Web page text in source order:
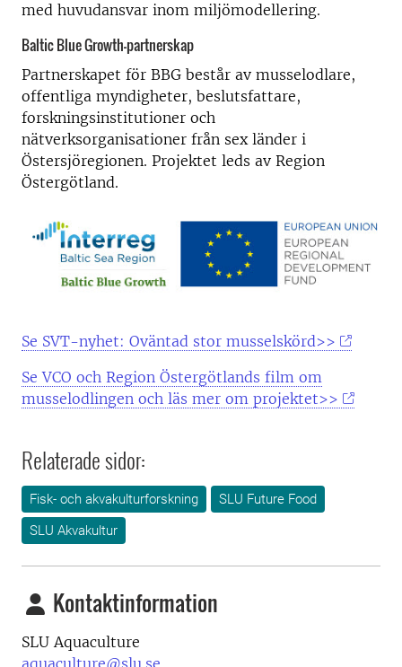
med huvudansvar inom miljömodellering.
Baltic Blue Growth-partnerskap
Partnerskapet för BBG består av musselodlare,
offentliga myndigheter, beslutsfattare,
forskningsinstitutioner och
nätverksorganisationer från sex länder i
Östersjöregionen. Projektet leds av Region
Östergötland.
Se SVT-nyhet: Oväntad stor musselskörd>>
Se VCO och Region Östergötlands film om
musselodlingen och läs mer om projektet>>
Relaterade sidor:
Fisk- och akvakulturforskning
SLU Future Food
SLU Akvakultur
Kontaktinformation
SLU Aquaculture
aquaculture@slu.se